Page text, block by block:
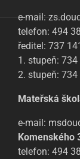
e-mail:
telefon: 494
ředitel: 737
1. stupeň:
2. stupeň:
Mateřská
e-mail:
Komenského
telefon: 494